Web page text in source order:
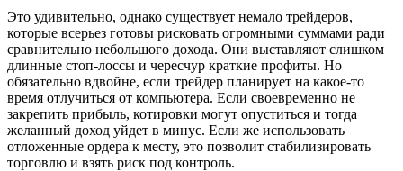
Это удивительно, однако существует немало трейдеров,
которые всерьез готовы рисковать огромными суммами ради
сравнительно небольшого дохода. Они выставляют слишком
длинные стоп-лоссы и чересчур краткие профиты. Но
обязательно вдвойне, если трейдер планирует на какое-то
время отлучиться от компьютера. Если своевременно не
закрепить прибыль, котировки могут опуститься и тогда
желанный доход уйдет в минус. Если же использовать
отложенные ордера к месту, это позволит стабилизировать
торговлю и взять риск под контроль.